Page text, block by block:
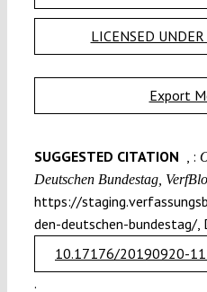
LICENSED
Export
SUGGESTED CITATION , :
Deutschen Bundestag,
https://
den-deutschen-bundestag/,
10.17176/20190920-
.